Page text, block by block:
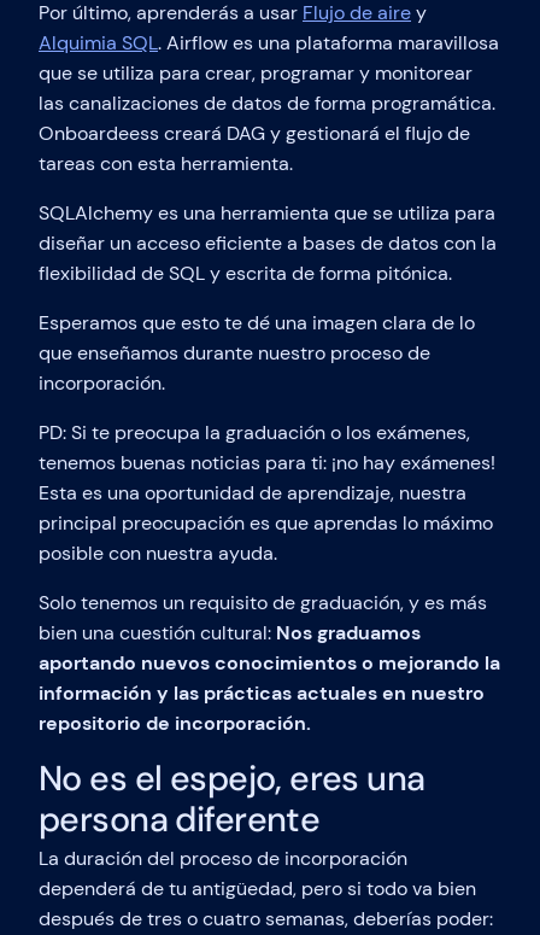
Por último, aprenderás a usar Flujo de airey
Alquimia SQL. Airflow es una plataforma maravillosa
que se utiliza para crear, programar y monitorear
las canalizaciones de datos de forma programática.
Onboardeess creará DAG y gestionará el flujo de
tareas con esta herramienta.
SQLAlchemy es una herramienta que se utiliza para
diseñar un acceso eficiente a bases de datos con la
flexibilidad de SQL y escrita de forma pitónica.
Esperamos que esto te dé una imagen clara de lo
que enseñamos durante nuestro proceso de
incorporación.
PD: Si te preocupa la graduación o los exámenes,
tenemos buenas noticias para ti: ¡no hay exámenes!
Esta es una oportunidad de aprendizaje, nuestra
principal preocupación es que aprendas lo máximo
posible con nuestra ayuda.
Solo tenemos un requisito de graduación, y es más
bien una cuestión cultural: Nos graduamos
aportando nuevos conocimientos o mejorando la
información y las prácticas actuales en nuestro
repositorio de incorporación.
No es el espejo, eres una
persona diferente
La duración del proceso de incorporación
dependerá de tu antigüedad, pero si todo va bien
después de tres o cuatro semanas, deberías poder: